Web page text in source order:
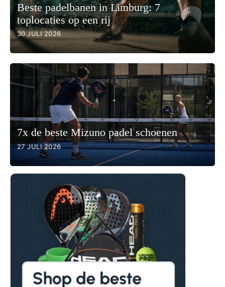
Beste padelbanen in Limburg: 7
toplocaties op een rij
30 JULI 2026
7x de beste Mizuno padel schoenen
27 JULI 2026